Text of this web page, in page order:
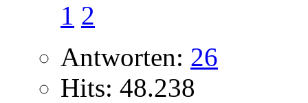
1 2
Antworten: 26
Hits: 48.238